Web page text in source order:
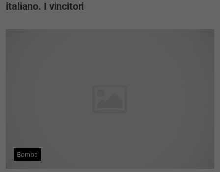
italiano. I vincitori
Bomba